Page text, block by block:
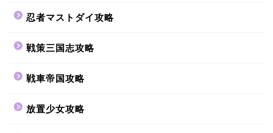
忍者マストダイ攻略
戦策三国志攻略
戦車帝国攻略
放置少女攻略